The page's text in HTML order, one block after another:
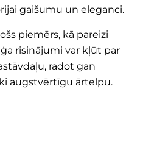
gaišumu un eleganci.
piemērs, kā pareizi
risinājumi var kļūt par
radot gan
augstvērtīgu ārtelpu.